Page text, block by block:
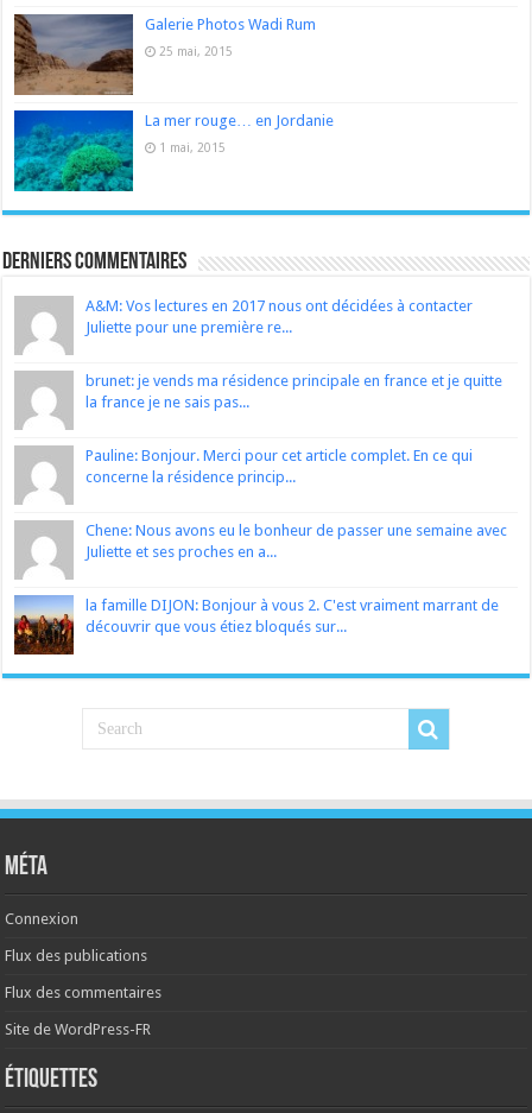
Galerie Photos Wadi Rum
25 mai, 2015
La mer rouge… en Jordanie
1 mai, 2015
Derniers Commentaires
A&M: Vos lectures en 2017 nous ont décidées à contacter
Juliette pour une première re...
brunet: je vends ma résidence principale en france et je quitte
la france je ne sais pas...
Pauline: Bonjour. Merci pour cet article complet. En ce qui
concerne la résidence princip...
Chene: Nous avons eu le bonheur de passer une semaine avec
Juliette et ses proches en a...
la famille DIJON: Bonjour à vous 2. C'est vraiment marrant de
découvrir que vous étiez bloqués sur...
Méta
Connexion
Flux des publications
Flux des commentaires
Site de WordPress-FR
Étiquettes